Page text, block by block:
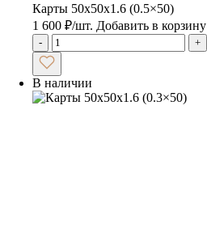
Карты 50x50x1.6 (0.5×50)
1 600 ₽/шт. Добавить в корзину
- +
В наличии